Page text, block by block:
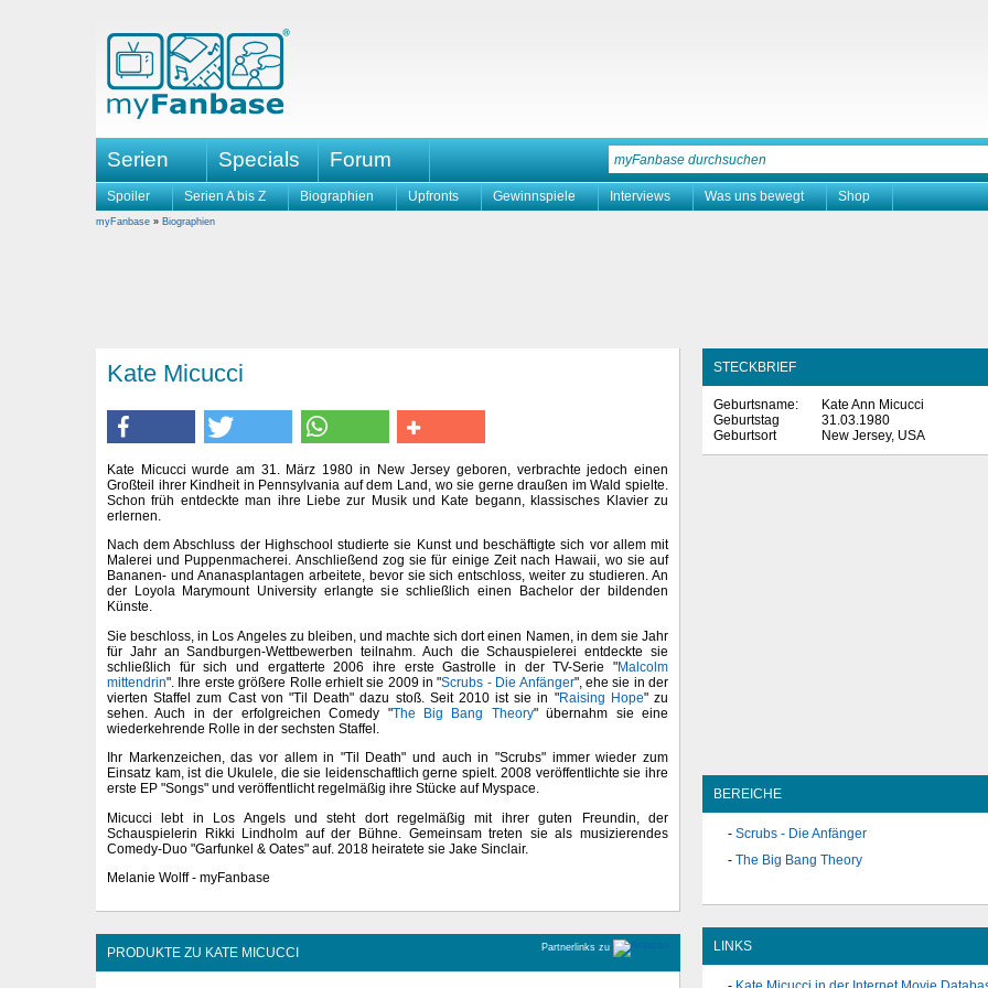
Serien Specials Forum
Spoiler Serien A bis Z Biographien Upfronts Gewinnspiele Interviews Was uns bewegt Shop
myFanbase » Biographien
Kate Micucci
Kate Micucci wurde am 31. März 1980 in New Jersey geboren, verbrachte jedoch einen
Großteil ihrer Kindheit in Pennsylvania auf dem Land, wo sie gerne draußen im Wald spielte.
Schon früh entdeckte man ihre Liebe zur Musik und Kate begann, klassisches Klavier zu
erlernen.
Nach dem Abschluss der Highschool studierte sie Kunst und beschäftigte sich vor allem mit
Malerei und Puppenmacherei. Anschließend zog sie für einige Zeit nach Hawaii, wo sie auf
Bananen- und Ananasplantagen arbeitete, bevor sie sich entschloss, weiter zu studieren. An
der Loyola Marymount University erlangte sie schließlich einen Bachelor der bildenden
Künste.
Sie beschloss, in Los Angeles zu bleiben, und machte sich dort einen Namen, in dem sie Jahr
für Jahr an Sandburgen-Wettbewerben teilnahm. Auch die Schauspielerei entdeckte sie
schließlich für sich und ergatterte 2006 ihre erste Gastrolle in der TV-Serie "Malcolm
mittendrin". Ihre erste größere Rolle erhielt sie 2009 in "Scrubs - Die Anfänger", ehe sie in der
vierten Staffel zum Cast von "Til Death" dazu stoß. Seit 2010 ist sie in "Raising Hope" zu
sehen. Auch in der erfolgreichen Comedy "The Big Bang Theory" übernahm sie eine
wiederkehrende Rolle in der sechsten Staffel.
Ihr Markenzeichen, das vor allem in "Til Death" und auch in "Scrubs" immer wieder zum
Einsatz kam, ist die Ukulele, die sie leidenschaftlich gerne spielt. 2008 veröffentlichte sie ihre
erste EP "Songs" und veröffentlicht regelmäßig ihre Stücke auf Myspace.
Micucci lebt in Los Angels und steht dort regelmäßig mit ihrer guten Freundin, der
Schauspielerin Rikki Lindholm auf der Bühne. Gemeinsam treten sie als musizierendes
Comedy-Duo "Garfunkel & Oates" auf. 2018 heiratete sie Jake Sinclair.
Melanie Wolff - myFanbase
Partnerlinks zu
PRODUKTE ZU KATE MICUCCI
STECKBRIEF
Geburtsname:
Kate Ann Micucci
Geburtstag
31.03.1980
Geburtsort
New Jersey, USA
BEREICHE
Scrubs - Die Anfänger
The Big Bang Theory
LINKS